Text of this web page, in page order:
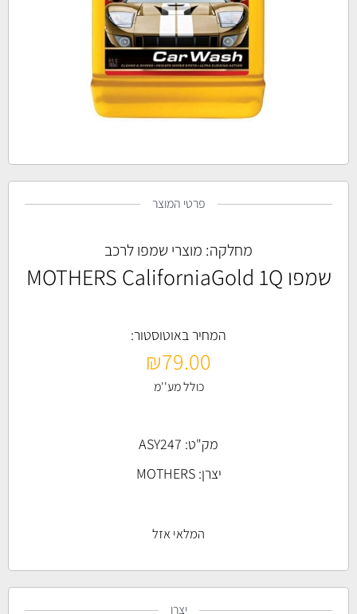
פרטי המוצר
מחלקה: מוצרי שמפו לרכב
שמפו MOTHERS CaliforniaGold 1Q
המחיר באוטוסטור:
₪79.00
כולל מע''מ
מק"ט: ASY247
יצרן:MOTHERS
המלאי אזל
יצרן